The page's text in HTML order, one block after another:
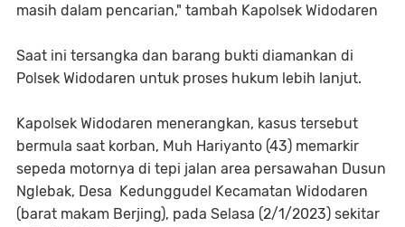
masih dalam pencarian," tambah Kapolsek Widodaren
Saat ini tersangka dan barang bukti diamankan di
Polsek Widodaren untuk proses hukum lebih lanjut.
Kapolsek Widodaren menerangkan, kasus tersebut
bermula saat korban, Muh Hariyanto (43) memarkir
sepeda motornya di tepi jalan area persawahan Dusun
Nglebak, Desa Kedunggudel Kecamatan Widodaren
(barat makam Berjing), pada Selasa (2/1/2023) sekitar